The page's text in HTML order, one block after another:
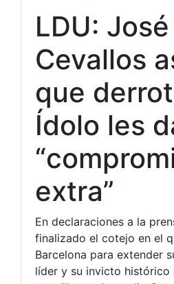
LDU: José
Cevallos
que
Ídolo les
extra”
En declaraciones a la
finalizado el cotejo en el
Barcelona para extender
líder y su invicto histórico